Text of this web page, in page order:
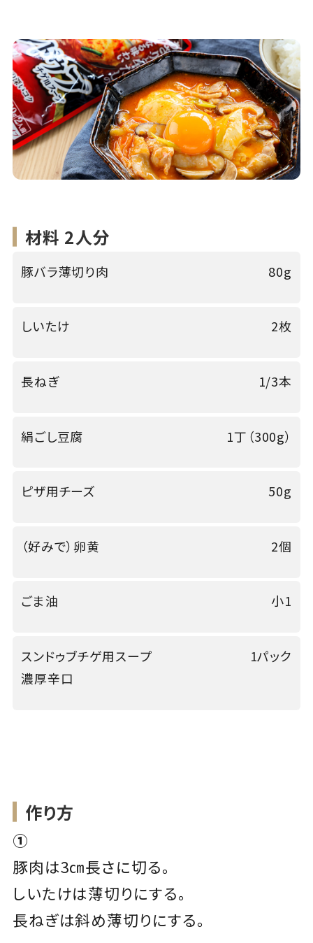
材料 2人分
豚バラ薄切り肉 80g
しいたけ 2枚
長ねぎ 1/3本
絹ごし豆腐 1丁（300g）
ピザ用チーズ 50g
（好みで）卵黄 2個
ごま油 小1
スンドゥブチゲ用スープ
濃厚辛口
1パック
作り方
①
豚肉は3㎝長さに切る。
しいたけは薄切りにする。
長ねぎは斜め薄切りにする。